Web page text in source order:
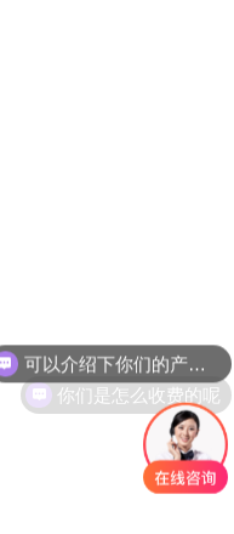
可以介绍下你们的产品么
你们是怎么收费的呢